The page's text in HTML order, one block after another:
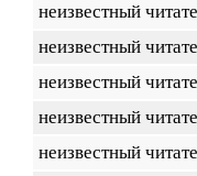
неизвестный
неизвестный
неизвестный
неизвестный
неизвестный